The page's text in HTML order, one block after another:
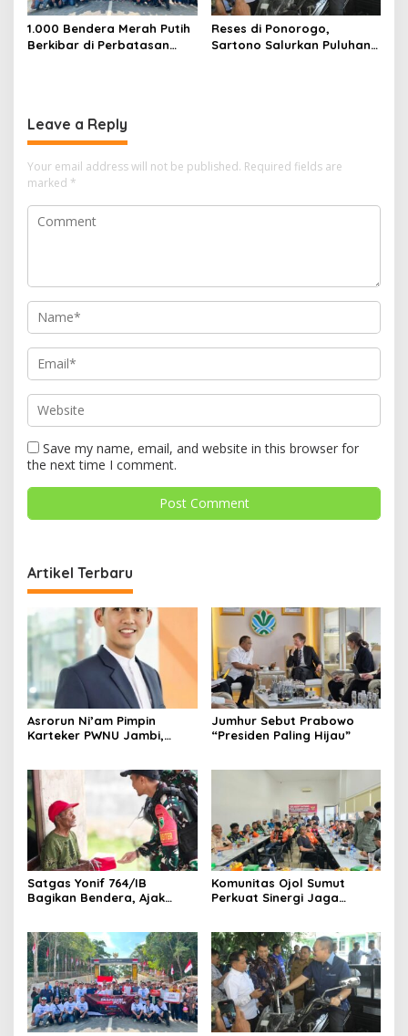
1.000 Bendera Merah Putih
Berkibar di Perbatasan
Reses di Ponorogo,
Sartono Salurkan Puluhan
Leave a Reply
Your email address will not be published. Required fields are
marked *
Save my name, email, and website in this browser for
the next time I comment.
Artikel Terbaru
Asrorun Ni’am Pimpin
Karteker PWNU Jambi,
Kedua NU
Jumhur Sebut Prabowo
“Presiden Paling Hijau”
Satgas Yonif 764/IB
Bagikan Bendera, Ajak
Komunitas Ojol Sumut
Perkuat Sinergi Jaga